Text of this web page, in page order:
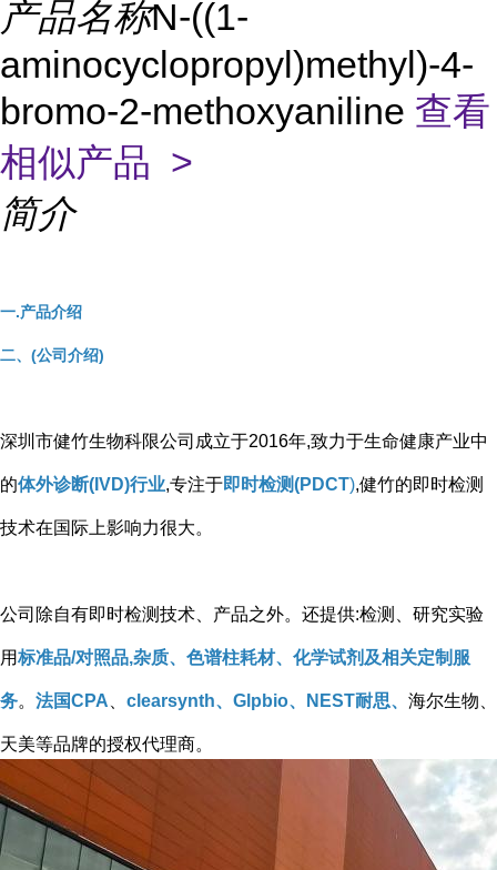
产品名称N-((1-
aminocyclopropyl)methyl)-4-
bromo-2-methoxyaniline 查看
相似产品 >
简介
一.产品介绍
二、(公司介绍)
深圳市健竹生物科限公司成立于2016年,致力于生命健康产业中
的体外诊断(IVD)行业,专注于即时检测(PDCT),健竹的即时检测
技术在国际上影响力很大。
公司除自有即时检测技术、产品之外。还提供:检测、研究实验
用标准品/对照品,杂质、色谱柱耗材、化学试剂及相关定制服
务。 法国CPA clearsynth、Glpbio、NEST耐思、 海尔生物、
天美等品牌的授权代理商。